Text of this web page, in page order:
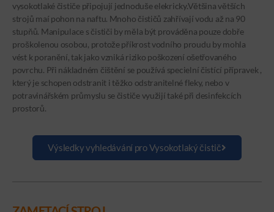
vysokotlaké čističe připojují jednoduše elekricky.Většina větších
strojů maí pohon na naftu. Mnoho čističů zahřívají vodu až na 90
stupňů. Manipulace s čističi by měla být prováděna pouze dobře
proškolenou osobou, protože příkrost vodního proudu by mohla
vést k poranění, tak jako vzniká riziko poškození ošetřovaného
povrchu. Při nákladném čištění se používá specielní čistící přípravek ,
který je schopen odstranit i těžko odstranitelné fleky, nebo v
potravinářském průmyslu se čističe využijí také při desinfekcích
prostorů.
Výsledky vyhledávání pro Vysokotlaký čistič